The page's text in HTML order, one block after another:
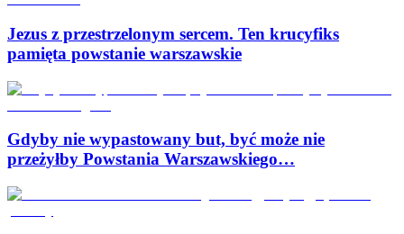
Jezus z przestrzelonym sercem. Ten krucyfiks
pamięta powstanie warszawskie
Gdyby nie wypastowany but, być może nie
przeżyłby Powstania Warszawskiego…